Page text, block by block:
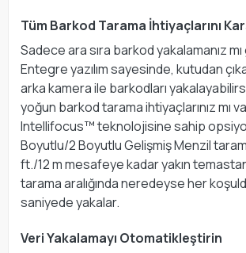
Tüm Barkod Tarama İhtiyaçlarını
Sadece ara sıra barkod yakalamanız
Entegre yazılım sayesinde, kutudan
arka kamera ile barkodları
yoğun barkod tarama ihtiyaçlarınız mı
Intellifocus™ teknolojisine sahip
Boyutlu/2 Boyutlu Gelişmiş Menzil
ft./12 m mesafeye kadar yakın
tarama aralığında neredeyse her
saniyede yakalar.
Veri Yakalamayı Otomatikleştirin